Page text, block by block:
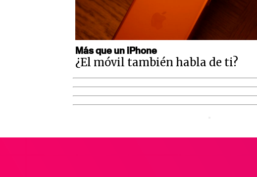
Más que un iPhone
¿El móvil también habla de ti?